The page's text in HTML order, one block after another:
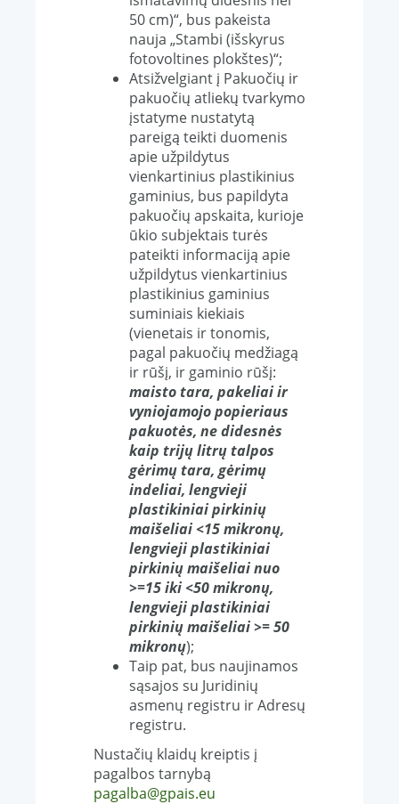
50 cm)“, bus pakeista
nauja „Stambi (išskyrus
fotovoltines plokštes)“;
Atsižvelgiant į Pakuočių ir
pakuočių atliekų tvarkymo
įstatyme nustatytą
pareigą teikti duomenis
apie užpildytus
vienkartinius plastikinius
gaminius, bus papildyta
pakuočių apskaita, kurioje
ūkio subjektais turės
pateikti informaciją apie
užpildytus vienkartinius
plastikinius gaminius
suminiais kiekiais
(vienetais ir tonomis,
pagal pakuočių medžiagą
ir rūšį, ir gaminio rūšį:
maisto tara, pakeliai ir
vyniojamojo popieriaus
pakuotės, ne didesnės
kaip trijų litrų talpos
gėrimų tara, gėrimų
indeliai, lengvieji
plastikiniai pirkinių
maišeliai<15 mikronų,
lengvieji plastikiniai
pirkinių maišeliai nuo
>=15 iki <50 mikronų,
lengvieji plastikiniai
pirkinių maišeliai >= 50
mikronų);
Taip pat, bus naujinamos
sąsajos su Juridinių
asmenų registru ir Adresų
registru.
Nustačių klaidų kreiptis į
pagalbos tarnybą
pagalba@gpais.eu